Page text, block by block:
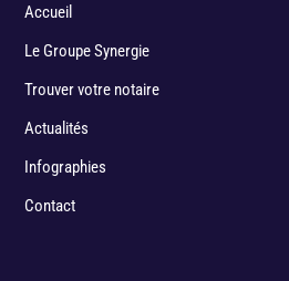
Accueil
Le Groupe Synergie
Trouver votre notaire
Actualités
Infographies
Contact